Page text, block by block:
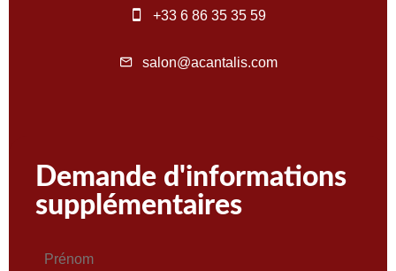
+33 6 86 35 35 59
salon@acantalis.com
Demande d'informations
supplémentaires